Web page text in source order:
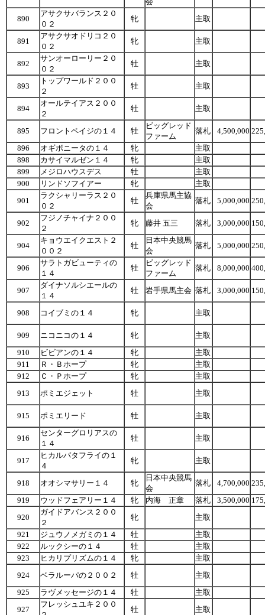
890
アサクサバランス２０
０２
牝 主取
891
アサクサオドリコ２０
０２
牝 主取
892
サンオーローリー２０
０２
牡 主取
893
トップワールド２００
２
牡 主取
894
オールテイアス２００
２
牡 主取
895 フロントペイジの１４ 牡
ビッグレッド
ファーム
落札 4,500,000
896
オギボニータの１４ 牝
主取
898
カサイマルゼン１４ 牝
主取
899
メジロハウスデス 牡
主取
900
リンドソフイアー 牝
主取
901
ラクシャリーラス２０
０２
牡
兵庫県馬主協
会
落札 5,000,000
902
フジノチャイナ２００
２
牝 藤井 五三 落札 3,000,000
904
キョウエイクエスト２
００２
牡
日本中央競馬
会
落札 5,000,000
906
サラトガビューティの
１４
牡
ビッグレッド
ファーム
落札 8,000,000
907
ダイナソルシエールの
１４
牡 岩手県馬主会 落札 3,000,000
908 コイブミの１４ 牝 主取
909 ニコニコの１４ 牝
主取
910
ビビアンの１４ 牝
主取
911
Ｒ・Ｂホープ 牝
主取
912
Ｃ・Ｐホープ 牝
主取
913
ポミエジェット 牡 主取
915 ポミエリード 牡 主取
916
センターグロリアスの
１４
牡 主取
917
ヒカルバタフライの１
４
牝 主取
918 オオシマサリー１４ 牝
日本中央競馬
会
落札 4,700,000
919
ウッドフェアリー１４ 牝 内海 正章 落札 3,500,000
920
ガイドアバンス２００
２
牝
主取
921
ジュウノメガミの１４ 牡
主取
922
ルックシーの１４ 牡
主取
923
ヒカリプリズムの１４ 牝
主取
924
ベラルーパの２００２ 牡
主取
925
ラヴメッセージの１４ 牡
主取
927
フレッシュユキ２００
牡 主取